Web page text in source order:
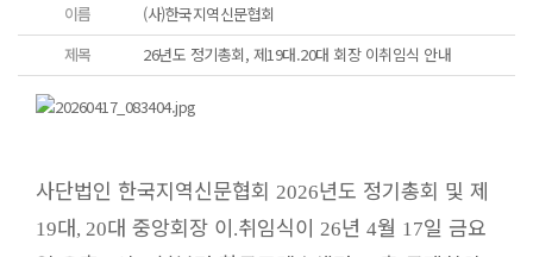
이름
(사)한국지역신문협회
제목
26년도 정기총회, 제19대.20대 회장 이취임식 안내
사단법인 한국지역신문협회 2026년도 정기총회 및 제
19대, 20대 중앙회장 이.취임식이 26년 4월 17일 금요